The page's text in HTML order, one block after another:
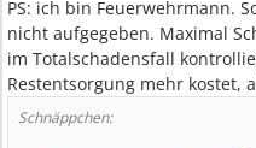
PS: ich bin Feuerwehrmann.
nicht aufgegeben. Maximal
im Totalschadensfall
Restentsorgung mehr kostet,
Schnäppchen: